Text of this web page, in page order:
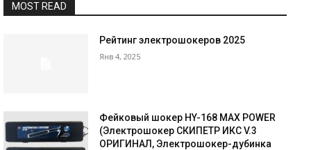
MOST READ
Рейтинг электрошокеров 2025
Янв 4, 2025
Фейковый шокер HY-168 MAX POWER
(Электрошокер СКИПЕТР ИКС V.3
ОРИГИНАЛ, Электрошокер-дубинка